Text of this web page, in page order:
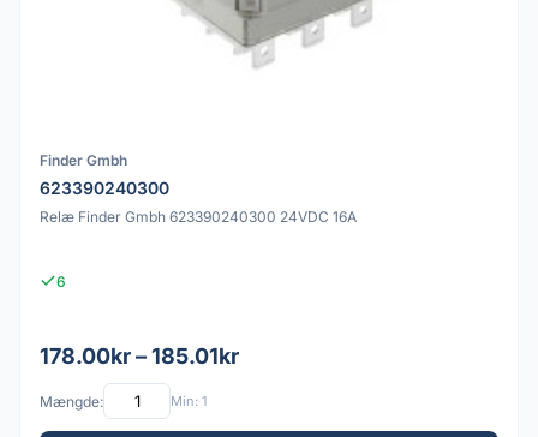
Finder Gmbh
623390240300
Relæ Finder Gmbh 623390240300 24VDC 16A
6
178.00kr – 185.01kr
Mængde: Min: 1